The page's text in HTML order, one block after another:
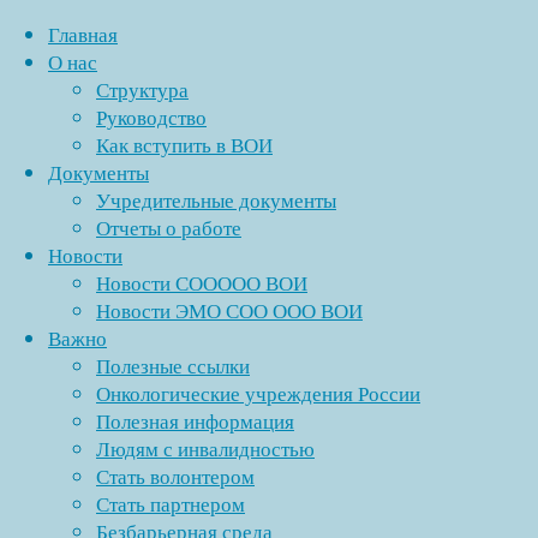
Перейти
содержимому
Главная
О нас
Структура
Руководство
Как вступить в ВОИ
Документы
Учредительные документы
Отчеты о работе
Новости
Новости СООООО ВОИ
Новости ЭМО СОО ООО ВОИ
Важно
Полезные ссылки
Онкологические учреждения России
Полезная информация
Людям с инвалидностью
Стать волонтером
Стать партнером
Безбарьерная среда